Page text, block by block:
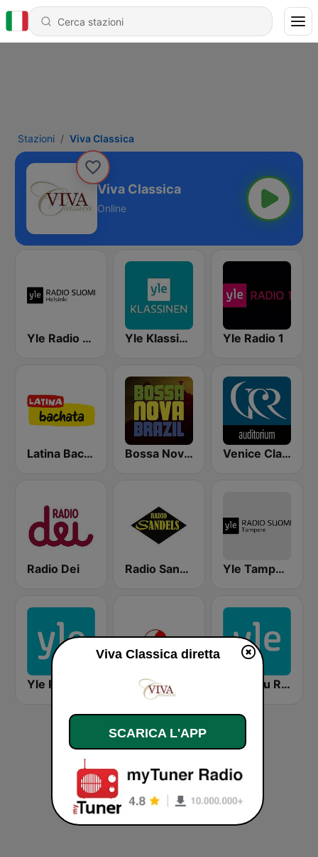
Stazioni Viva Classica
Viva Classica
Online
Yle Radio Suomi Helsinki Yle Klassinen Yle Radio 1
Latina Bachata Bossa Nova Brazil Venice Classic Radio | VCR Auditorium
Radio Dei Radio Sandels Yle Tampere Radio
La Classica Yle Oulu Radio
Viva Classica diretta
SCARICA L'APP